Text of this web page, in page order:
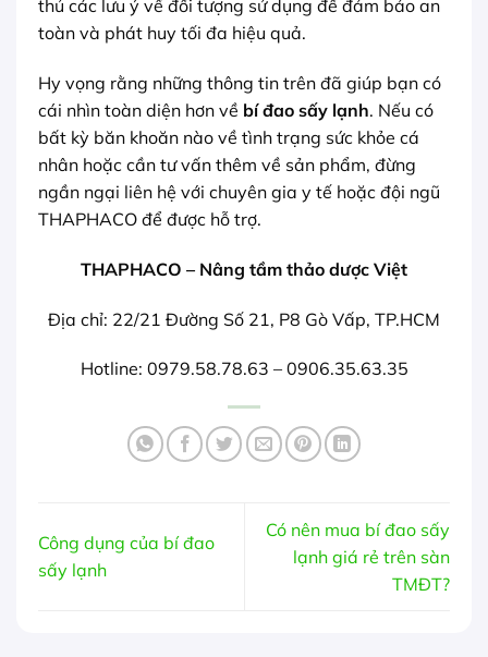
thủ các lưu ý về đối tượng sử dụng để đảm bảo an
toàn và phát huy tối đa hiệu quả.
Hy vọng rằng những thông tin trên đã giúp bạn có
cái nhìn toàn diện hơn về bí đao sấy lạnh. Nếu có
bất kỳ băn khoăn nào về tình trạng sức khỏe cá
nhân hoặc cần tư vấn thêm về sản phẩm, đừng
ngần ngại liên hệ với chuyên gia y tế hoặc đội ngũ
THAPHACO để được hỗ trợ.
THAPHACO – Nâng tầm thảo dược Việt
Địa chỉ: 22/21 Đường Số 21, P8 Gò Vấp, TP.HCM
Hotline: 0979.58.78.63 – 0906.35.63.35
Công dụng của bí đao
sấy lạnh
Có nên mua bí đao sấy
lạnh giá rẻ trên sàn
TMĐT?